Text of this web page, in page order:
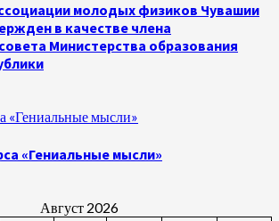
молодых физиков Чувашии
в качестве члена
Министерства образования
«Гениальные мысли»
«Гениальные мысли»
Август 2026